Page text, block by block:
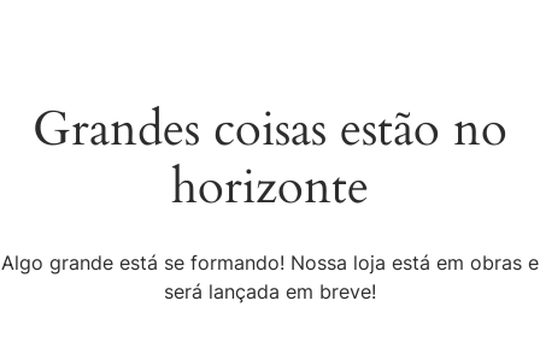
Grandes coisas estão no
horizonte
Algo grande está se formando! Nossa loja está em obras e
será lançada em breve!